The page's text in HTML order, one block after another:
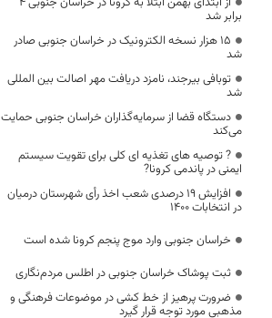
برابر شد
۱۵ هزار نسخه الکترونیک در خراسان جنوبی صادر
شد
توبافی بیرجند، نامزد دریافت مهر اصالت بین المللی
شد
دستگاه قضا از سرمایه‌گذاران خراسان جنوبی حمایت
می‌کند
? توصیه های تغذیه ای کلی برای تقویت سیستم
ایمنی در پاندمی کرونا?
افزایش ۱۹ درصدی شعب اخذ رأی شهرستان درمیان
در انتخابات ۱۴۰۰
خراسان جنوبی وارد موج پنجم کرونا شده است
ثبت پوشاک خراسان جنوبی در اطلس مردم‌نگاری
ضرورت پرهیز از خط کشی در موضوعات فرهنگی و
مذهبی مورد توجه قرار گیرد